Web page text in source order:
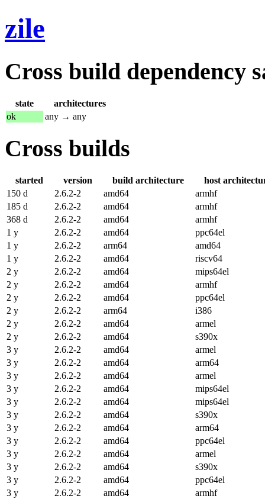
zile
Cross build dependency
state
architectures
ok
any → any
Cross builds
started version build architecture
host
150 d
2.6.2-2 amd64
armhf
185 d
2.6.2-2 amd64
armhf
368 d
2.6.2-2 amd64
armhf
1 y
2.6.2-2 amd64
ppc64el
1 y
2.6.2-2 arm64
amd64
1 y
2.6.2-2 amd64
riscv64
2 y
2.6.2-2 amd64
mips64el
2 y
2.6.2-2 amd64
armhf
2 y
2.6.2-2 amd64
ppc64el
2 y
2.6.2-2 arm64
i386
2 y
2.6.2-2 amd64
armel
2 y
2.6.2-2 amd64
s390x
3 y
2.6.2-2 amd64
armel
3 y
2.6.2-2 amd64
arm64
3 y
2.6.2-2 amd64
armel
3 y
2.6.2-2 amd64
mips64el
3 y
2.6.2-2 amd64
mips64el
3 y
2.6.2-2 amd64
s390x
3 y
2.6.2-2 amd64
arm64
3 y
2.6.2-2 amd64
ppc64el
3 y
2.6.2-2 amd64
armel
3 y
2.6.2-2 amd64
s390x
3 y
2.6.2-2 amd64
ppc64el
3 y
2.6.2-2 amd64
armhf